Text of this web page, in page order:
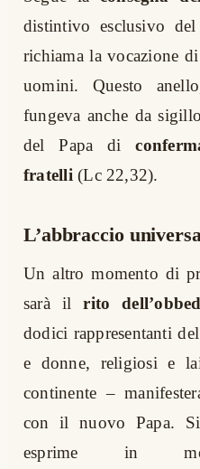
distintivo esclusivo
richiama la vocazione
uomini. Questo
fungeva anche da
del Papa di
fratelli (Lc 22,32).
L’abbraccio
Un altro momento di
sarà il
rito
dodici rappresentanti
e donne, religiosi e
continente –
con il nuovo Papa.
esprime in